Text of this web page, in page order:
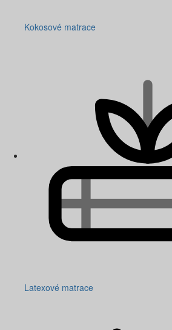
Kokosové matrace
Latexové matrace